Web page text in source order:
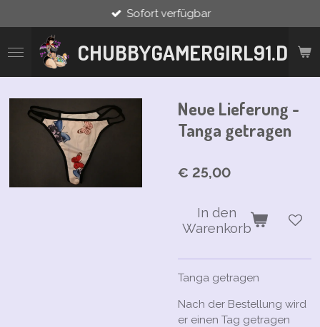
Hauptinhalt
springen
CHUBBYGAMERGIRL91.DE
Sofort verfügbar
Neue Lieferung -
Tanga getragen
€ 25,00
In den
Warenkorb
Tanga getragen
Nach der Bestellung wird
er einen Tag getragen